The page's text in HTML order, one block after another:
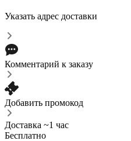
Указать адрес доставки
Комментарий к заказу
Добавить промокод
Доставка ~1 час
Бесплатно